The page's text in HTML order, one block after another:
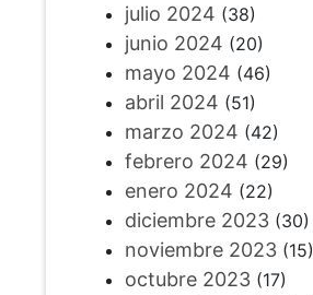
julio 2024 (38)
junio 2024 (20)
mayo 2024 (46)
abril 2024 (51)
marzo 2024 (42)
febrero 2024 (29)
enero 2024 (22)
diciembre 2023(30)
noviembre 2023(15)
octubre 2023(17)